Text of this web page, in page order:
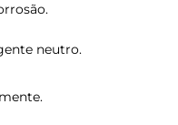
neutro.